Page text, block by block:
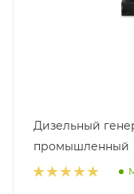
Дизельный
промышленный